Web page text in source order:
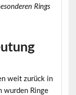
Rings
weit zurück in
wurden Ringe